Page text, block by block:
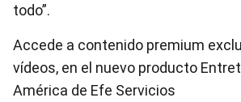
todo”.
Accede a contenido premium
vídeos, en el nuevo producto
América de Efe Servicios